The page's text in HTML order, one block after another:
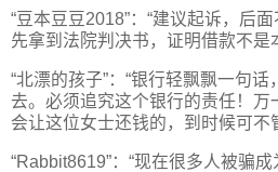
“豆本豆豆2018”：“建议起诉，后
先拿到法院判决书，证明借款不是
“北漂的孩子”：“银行轻飘飘一句
去。必须追究这个银行的责任！万
会让这位女士还钱的，到时候可不
“Rabbit8619”：“现在很多人被骗